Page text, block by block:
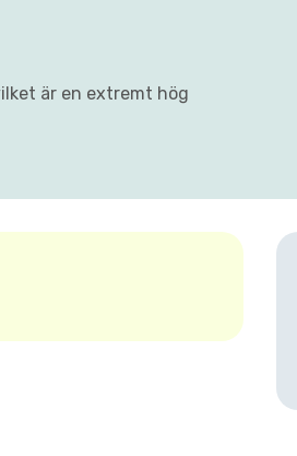
är en extremt hög